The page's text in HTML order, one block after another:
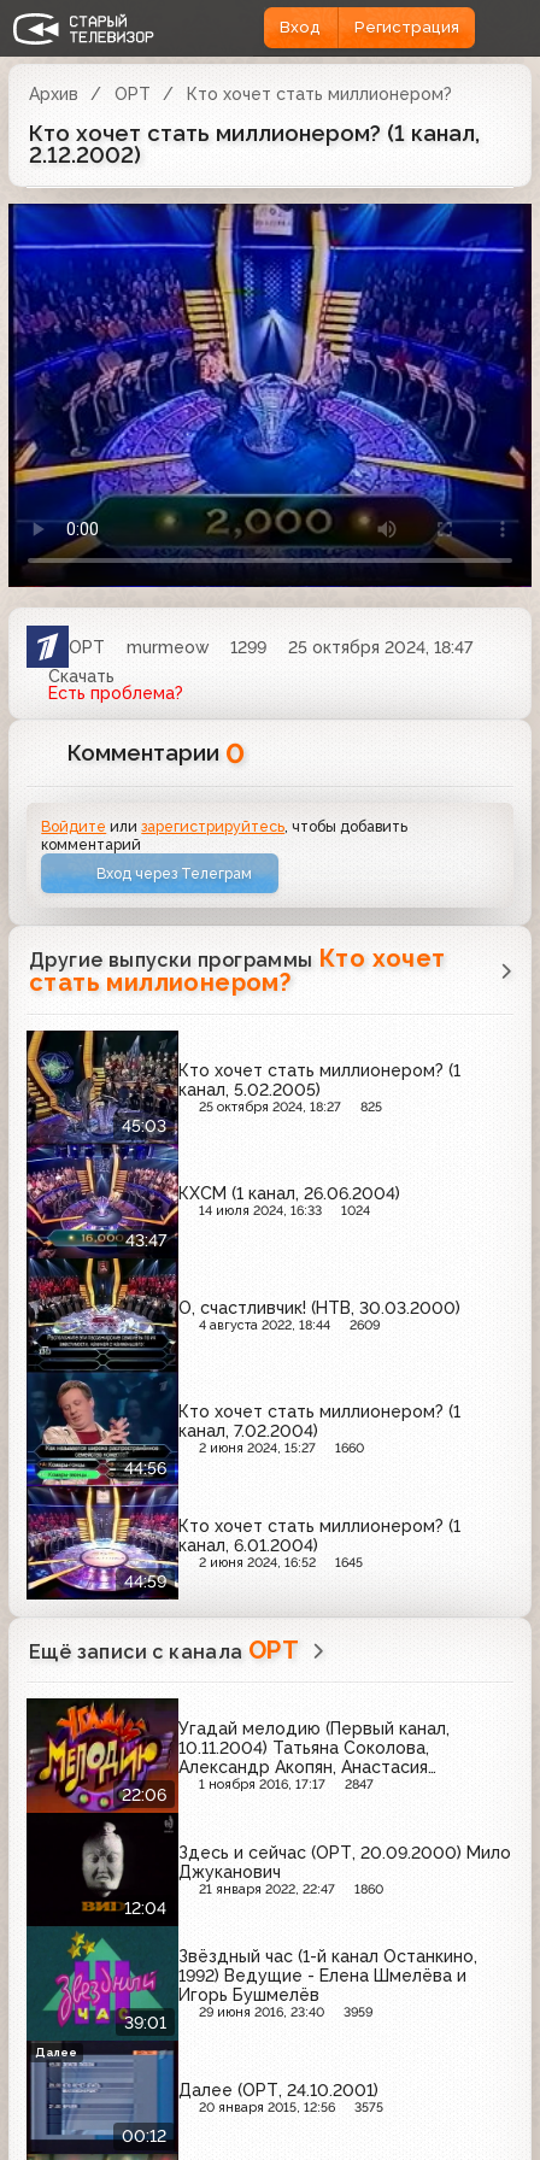
Вход Регистрация
Архив ОРТ Кто хочет стать миллионером?
Кто хочет стать миллионером? (1 канал,
2.12.2002)
ОРТ murmeow 1299
25 октября 2024, 18:47
Скачать
Есть проблема?
Комментарии 0
Войдите илизарегистрируйтесь, чтобы добавить
комментарий
Вход через Телеграм
Другие выпуски программы Кто хочет
стать миллионером?
45:03
Кто хочет стать миллионером? (1
канал, 5.02.2005)
25 октября 2024, 18:27 825
43:47
КХСМ (1 канал, 26.06.2004)
14 июля 2024, 16:33 1024
О, счастливчик! (НТВ, 30.03.2000)
4 августа 2022, 18:44 2609
44:56
Кто хочет стать миллионером? (1
канал, 7.02.2004)
2 июня 2024, 15:27 1660
44:59
Кто хочет стать миллионером? (1
канал, 6.01.2004)
2 июня 2024, 16:52 1645
Ещё записи с канала ОРТ
22:06
Угадай мелодию (Первый канал,
10.11.2004) Татьяна Соколова,
Александр Акопян, Анастасия
Кулешова
1 ноября 2016, 17:17 2847
12:04
Здесь и сейчас (ОРТ, 20.09.2000) Мило
Джуканович
21 января 2022, 22:47 1860
39:01
Звёздный час (1-й канал Останкино,
1992) Ведущие - Елена Шмелёва и
Игорь Бушмелёв
29 июня 2016, 23:40 3959
00:12
Далее (ОРТ, 24.10.2001)
20 января 2015, 12:56 3575
Далее